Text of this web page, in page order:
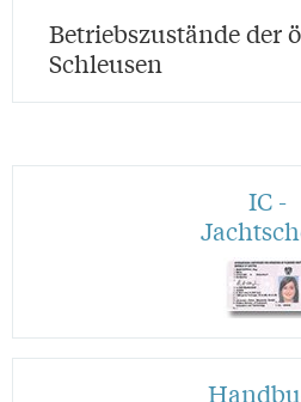
Betriebszustände der
Schleusen
IC -